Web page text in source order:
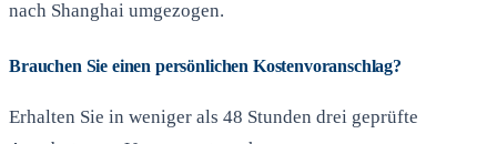
nach Shanghai umgezogen.
Brauchen Sie einen persönlichen Kostenvoranschlag?
Erhalten Sie in weniger als 48 Stunden drei geprüfte